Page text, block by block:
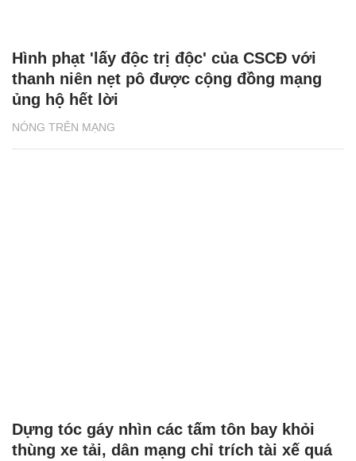
NÓNG TRÊN MẠNG
Hình phạt 'lấy độc trị độc' của CSCĐ với
thanh niên nẹt pô được cộng đồng mạng
ủng hộ hết lời
Dựng tóc gáy nhìn các tấm tôn bay khỏi
thùng xe tải, dân mạng chỉ trích tài xế quá